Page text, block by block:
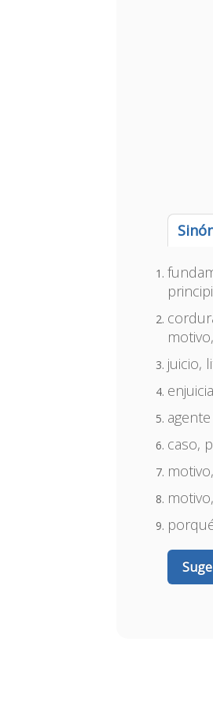
juicio,
caso,